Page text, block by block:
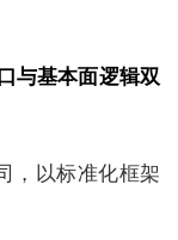
与基本面逻辑双
，以标准化框架